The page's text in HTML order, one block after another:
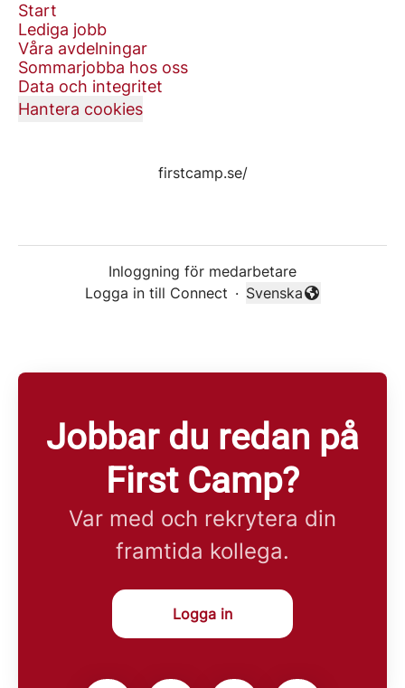
Start
Lediga jobb
Våra avdelningar
Sommarjobba hos oss
Data och integritet
Hantera cookies
firstcamp.se/
Inloggning för medarbetare
Logga in till Connect ·
Byt språk
Svenska
Jobbar du redan på
First Camp?
Var med och rekrytera din
framtida kollega.
Logga in